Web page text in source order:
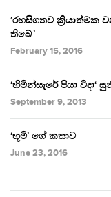
‘රහසිගතව ක්‍රියාත්මක
තිබේ.’
February 15, 2016
‘හිමින්සැරේ පියා විදා‘
September 9, 2013
‘භූමි’ ගේ කතාව
June 23, 2016